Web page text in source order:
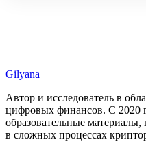
Gilyana
Автор и исследователь в
цифровых финансов. С 2020
образовательные материалы,
в сложных процессах